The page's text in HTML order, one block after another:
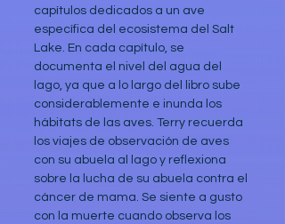
capítulos dedicados a un ave
específica del ecosistema del Salt
Lake. En cada capítulo, se
documenta el nivel del agua del
lago, ya que a lo largo del libro sube
considerablemente e inunda los
hábitats de las aves. Terry recuerda
los viajes de observación de aves
con su abuela al lago y reflexiona
sobre la lucha de su abuela contra el
cáncer de mama. Se siente a gusto
con la muerte cuando observa los